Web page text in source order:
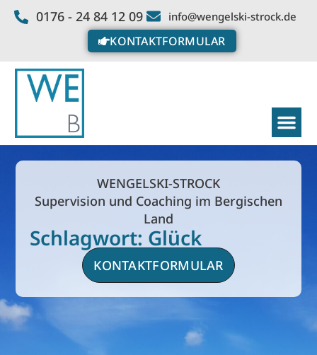
0176 - 24 84 12 09 info@wengelski-strock.de
KONTAKTFORMULAR
WENGELSKI-STROCK
Supervision und Coaching im Bergischen
Land
Schlagwort: Glück
KONTAKTFORMULAR